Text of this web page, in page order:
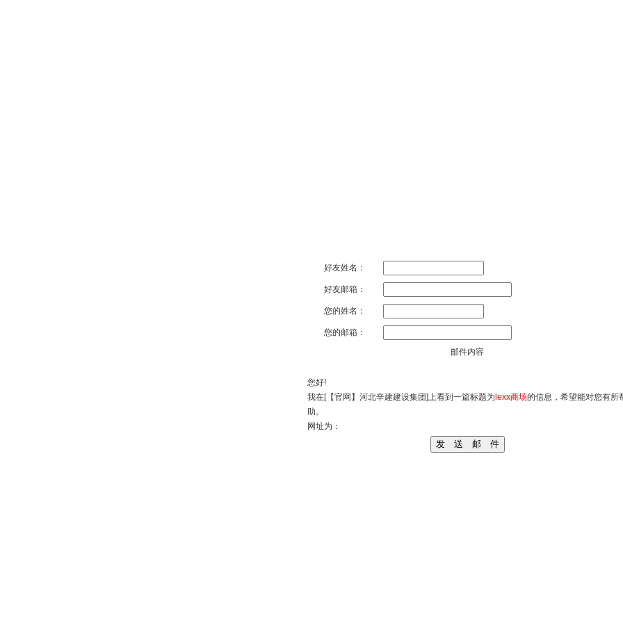
好友姓名：
好友邮箱：
您的姓名：
您的邮箱：
邮件内容
您好!
我在[【官网】河北辛建建设集团]上看到一篇标题为 lexx商场的信息，希望能对您有所
助。
网址为：